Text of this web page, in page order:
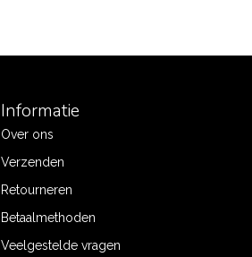
Informatie
Over ons
Verzenden
Retourneren
Betaalmethoden
Veelgestelde vragen